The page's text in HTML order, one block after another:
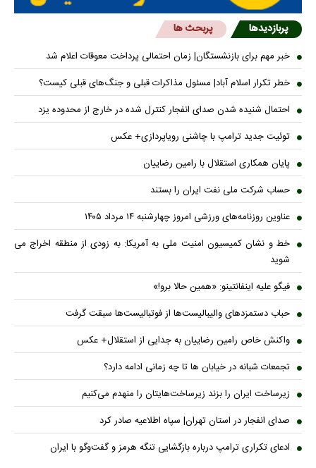
پربازدیدها پربحث ها
خبر مهم برای بازنشستگان| زمان احتمالی پرداخت معوقات اعلام شد
خطر تکرار اسلام آباد| مسئول مذاکرات قبلی و جنگ‌های قبلی کیست؟
احتمال شنیده شدن صدای انفجار کنترل شده در خارج از محدوده یزد
توئیت جدید ترامپ با چاشنی رویاپردازی+ عکس
پایان همکاری استقلال با رامین رضاییان
حساب‌ شرکت ملی نفت ایران را بستند
عناوین روزنامه‌های ورزشی امروز چهارشنبه ۱۴ مرداد ۱۴۰۵
خط و نشان کمیسیون امنیت ملی به آمریکا: به زودی از منطقه اخراج می
شوید
فیگو علیه اینفانتینو: «همین حالا برو!»
حباب دستمزدهای والیبالیست‌ها از فوتبالیست‌ها سبقت گرفت
واکنش خاص رامین رضاییان به جدایی از استقلال+ عکس
تجمعات شبانه در خیابان ها تا چه زمانی ادامه دارد؟
زیرساخت ایران را بزند زیرساخت‌هایتان را منهدم می‌کنیم
صدای انفجار در استان تهران| سپاه اطلاعیه صادر کرد
ادعای تکراری ترامپ درباره بازگشایی تنگه هرمز و گفت‌وگو با ایران